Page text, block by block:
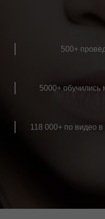
500+
5000+ обучились
118 000+ по видео